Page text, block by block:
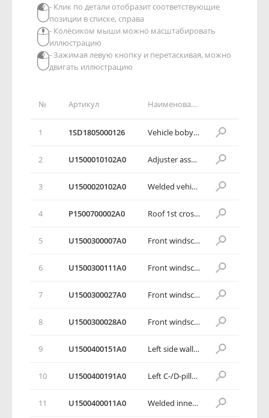
№ Артикул Наименование детали
1 1SD1805000126 Vehicle boby assembly
2 U1500010102А0 Adjuster assembly, white vehicle body
3 U1500020102A0 Welded vehicle body assembly, white
4 P1500700002A0 Roof 1st crossbeam assembly
5 U1500300007A0 Front windscreen lower crossbeam assembly
6 U1500300111A0 Front windscreen lower crossbeam body assembly
7 U1500300027A0 Front windscreen lower crossbeam left end plate assembly
8 U1500300028A0 Front windscreen lower crossbeam right end plate assembly
9 U1500400151A0 Left side wall weldment assembly
10 U1500400191A0 Left C-/D-pillar inner panel assembly
11 U1500400011A0 Welded inner panel assembly, A-pillar
- Клик по детали отобразит соответствующие
позиции в списке, справа
- Колёсиком мыши можно масштабировать
иллюстрацию
- Зажимая левую кнопку и перетаскивая, можно
двигать иллюстрацию